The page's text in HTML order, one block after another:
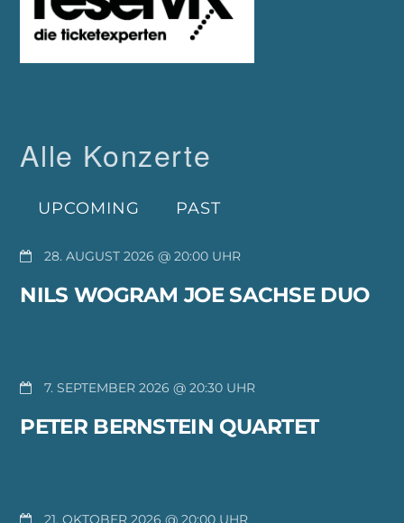
Alle Konzerte
UPCOMING PAST
28. AUGUST 2026 @ 20:00
NILS WOGRAM JOE SACHSE DUO
7. SEPTEMBER 2026 @ 20:30
PETER BERNSTEIN QUARTET
21. OKTOBER 2026 @ 20:00